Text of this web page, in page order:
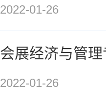
2022-01-26
会展经济与管
2022-01-26